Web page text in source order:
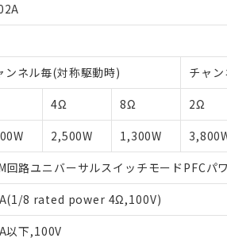
ンネル毎(対称駆動時) チャ
4Ω 8Ω 2Ω
2,500W 1,300W
回路ユニバーサルスイッチモードPFCパ
8 rated power 4Ω,100V)
以下,100V